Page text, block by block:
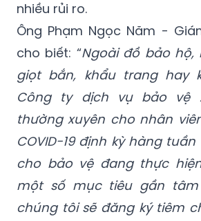
Có lẽ vì vậy mà nghề bảo
được coi là công việc
nhiều rủi ro.
Ông Phạm Ngọc Năm -
cho biết: “ Ngoài đồ bảo
giọt bắn, khẩu trang hay
Công ty dịch vụ bảo vệ
thường xuyên cho nhân
COVID-19 định kỳ hàng
cho bảo vệ đang thực